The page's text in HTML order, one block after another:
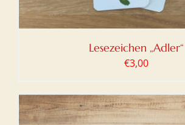
Lesezeichen „Adler“
€3,00